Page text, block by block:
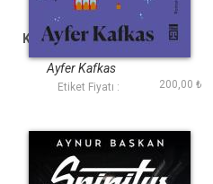
Kayıp Ruhun Zindanı
Ayfer Kafkas
Etiket Fiyatı : 200,00 ₺